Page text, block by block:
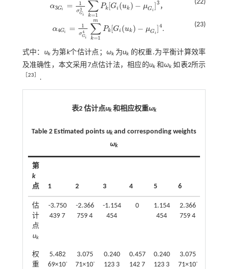
α3Gi = 1
σ3
Gi ∑
k=1
Pk [Gi (uk ) − μGi ]3
α3Gi 1σ Gi3∑ k= 1mPk [Gi (uk)-μ Gi ]3 ，
(22)
α4Gi = 1
σ4
Gi ∑
k=1
m
Pk [Gi (uk ) − μGi ]4
α4Gi 1σ Gi4∑ k= 1mPk [Gi (uk)-μ Gi ]4 .
(23)
式中： uk为第k个估计点； ωk为uk 的权重.为平衡计算效率
及准确性，本文采用7点估计法，相应的uk和ωk 如 表2所示
［23］ .
表2 估计点uk和相应权重ωk
Table 2 Estimated points ukand corresponding weights
ωk
第
k
点
1 2 3 4 5 6
估
计
点
uk
-3.750
439 7
-2.366
759 4
-1.154
454
0
1.154
454
2.366
759 4
权
重
5.482
69×10-
3.075
71×10-
0.240
123 3
0.457
142 7
0.240
123 3
3.075
71×10-